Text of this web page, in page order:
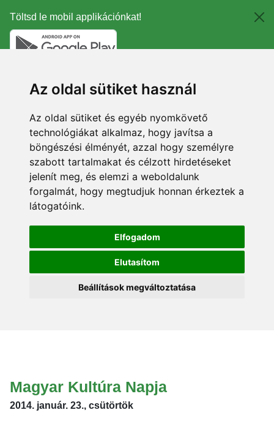
Töltsd le mobil applikációnkat!
Az oldal sütiket használ
Az oldal sütiket és egyéb nyomkövető
technológiákat alkalmaz, hogy javítsa a
böngészési élményét, azzal hogy személyre
szabott tartalmakat és célzott hirdetéseket
jelenít meg, és elemzi a weboldalunk
forgalmát, hogy megtudjuk honnan érkeztek a
látogatóink.
Elfogadom
Elutasítom
Beállítások megváltoztatása
Magyar Kultúra Napja
2014. január. 23., csütörtök